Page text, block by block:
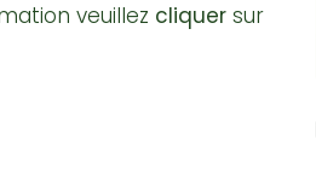
veuillez cliquer sur